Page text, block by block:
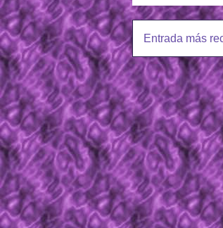
Entrada más